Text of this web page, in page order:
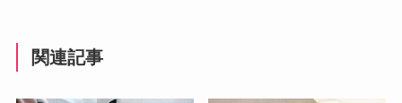
関連記事